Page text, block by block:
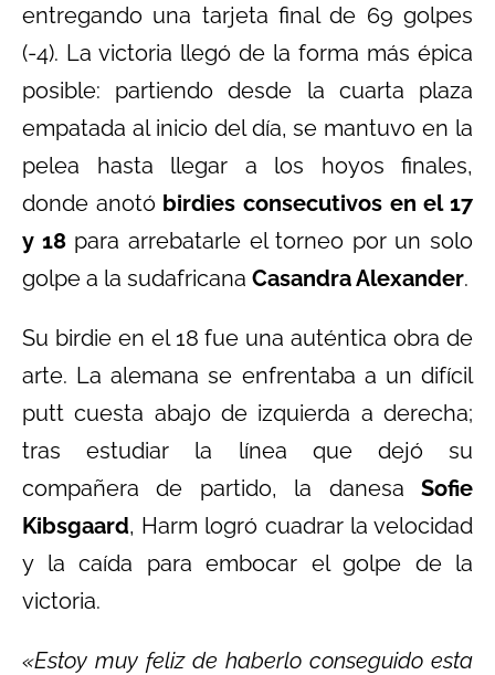
entregando una tarjeta final de 69 golpes
(-4). La victoria llegó de la forma más épica
posible: partiendo desde la cuarta plaza
empatada al inicio del día, se mantuvo en la
pelea hasta llegar a los hoyos finales,
donde anotó birdies consecutivos en el 17
y 18para arrebatarle el torneo por un solo
golpe a la sudafricana Casandra Alexander.
Su birdie en el 18 fue una auténtica obra de
arte. La alemana se enfrentaba a un difícil
putt cuesta abajo de izquierda a derecha;
tras estudiar la línea que dejó su
compañera de partido, la danesa Sofie
Kibsgaard, Harm logró cuadrar la velocidad
y la caída para embocar el golpe de la
victoria.
«Estoy muy feliz de haberlo conseguido esta